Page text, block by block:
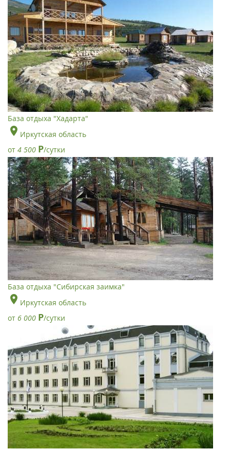
База отдыха "Хадарта"
Иркутская область
от 4 500 Р/сутки
База отдыха "Сибирская заимка"
Иркутская область
от 6 000 Р/сутки